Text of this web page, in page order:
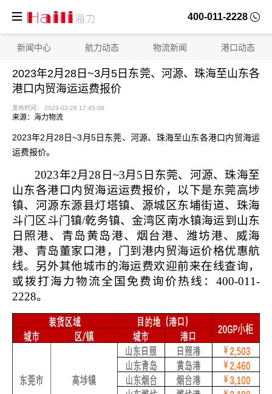
400-011-2228
新闻中心 航力动态 物流新闻 港口动态
2023年2月28日~3月5日东莞、河源、珠海至山东各
港口内贸海运运费报价
发布时间： 2023-02-28 17:45:08
来源：海力物流
2023年2月28日~3月5日东莞、河源、珠海至山东各港口内贸海运
运费报价。
2023年2月28日~3月5日东莞、河源、珠海至
山东各港口内贸海运运费报价， 以下是东莞高埗
镇、河源东源县灯塔镇、源城区东埔街道、珠海
斗门区斗门镇/乾务镇、金湾区南水镇海运到山东
日照港、青岛黄岛港、烟台港、潍坊港、威海
港、青岛董家口港，门到港内贸海运价格优惠航
线。另外其他城市的海运费欢迎前来在线查询，
或拨打海力物流全国免费询价热线 ： 400-011-
2228。